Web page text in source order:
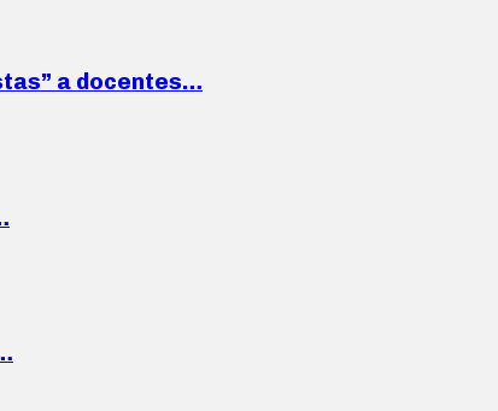
a docentes…